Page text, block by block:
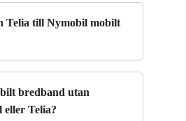
Telia till Nymobil mobilt
bredband utan
Telia?